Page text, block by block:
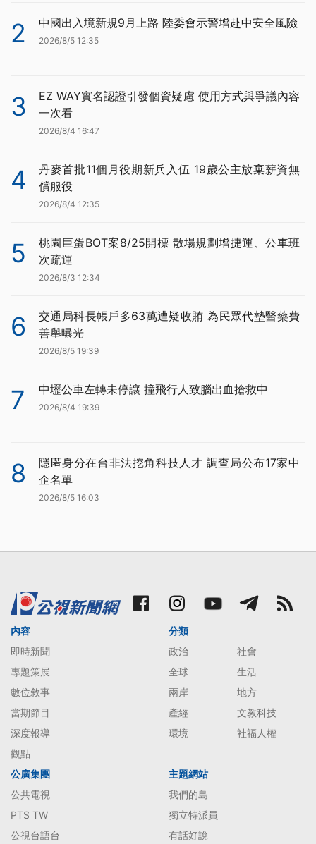
2 中國出入境新規9月上路 陸委會示警增赴中安全風險
2026/8/5 12:35
3
EZ WAY實名認證引發個資疑慮 使用方式與爭議內容
一次看
2026/8/4 16:47
4
丹麥首批11個月役期新兵入伍 19歲公主放棄薪資無
償服役
2026/8/4 12:35
5
桃園巨蛋BOT案8/25開標 散場規劃增捷運、公車班
次疏運
2026/8/3 12:34
6
交通局科長帳戶多63萬遭疑收賄 為民眾代墊醫藥費
善舉曝光
2026/8/5 19:39
7 中壢公車左轉未停讓 撞飛行人致腦出血搶救中
2026/8/4 19:39
8
隱匿身分在台非法挖角科技人才 調查局公布17家中
企名單
2026/8/5 16:03
內容
即時新聞
專題策展
數位敘事
當期節目
深度報導
觀點
分類
政治
社會
全球
生活
兩岸
地方
產經
文教科技
環境
社福人權
公廣集團
公共電視
PTS TW
公視台語台
主題網站
我們的島
獨立特派員
有話好說